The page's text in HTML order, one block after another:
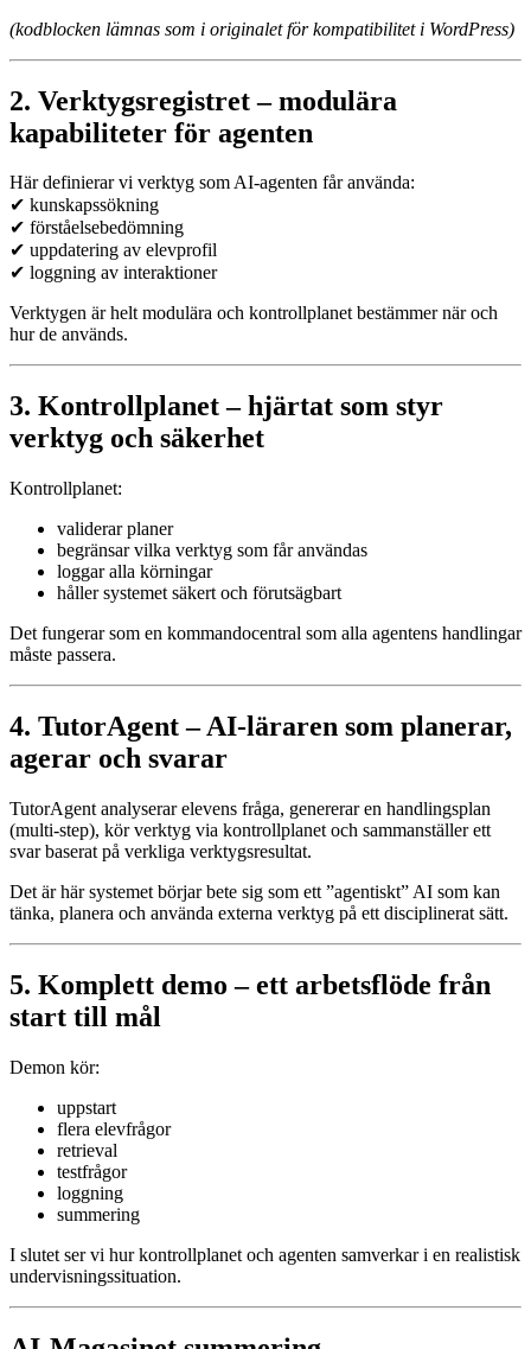
(kodblocken lämnas som i originalet för kompatibilitet i WordPress)
2. Verktygsregistret – modulära
kapabiliteter för agenten
Här definierar vi verktyg som AI-agenten får använda:
✔ kunskapssökning
✔ förståelsebedömning
✔ uppdatering av elevprofil
✔ loggning av interaktioner
Verktygen är helt modulära och kontrollplanet bestämmer när och
hur de används.
3. Kontrollplanet – hjärtat som styr
verktyg och säkerhet
Kontrollplanet:
validerar planer
begränsar vilka verktyg som får användas
loggar alla körningar
håller systemet säkert och förutsägbart
Det fungerar som en kommandocentral som alla agentens handlingar
måste passera.
4. TutorAgent – AI-läraren som planerar,
agerar och svarar
TutorAgent analyserar elevens fråga, genererar en handlingsplan
(multi-step), kör verktyg via kontrollplanet och sammanställer ett
svar baserat på verkliga verktygsresultat.
Det är här systemet börjar bete sig som ett ”agentiskt” AI som kan
tänka, planera och använda externa verktyg på ett disciplinerat sätt.
5. Komplett demo – ett arbetsflöde från
start till mål
Demon kör:
uppstart
flera elevfrågor
retrieval
testfrågor
loggning
summering
I slutet ser vi hur kontrollplanet och agenten samverkar i en realistisk
undervisningssituation.